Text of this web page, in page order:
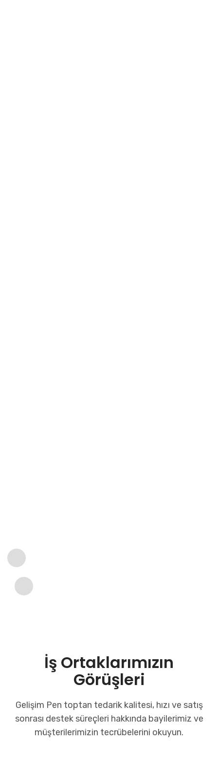
İş Ortaklarımızın
Görüşleri
Gelişim Pen toptan tedarik kalitesi, hızı ve satış
sonrası destek süreçleri hakkında bayilerimiz ve
müşterilerimizin tecrübelerini okuyun.